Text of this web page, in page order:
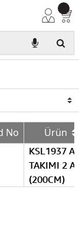
No Ürün
KSL1937
TAKIMI 2
(200CM)